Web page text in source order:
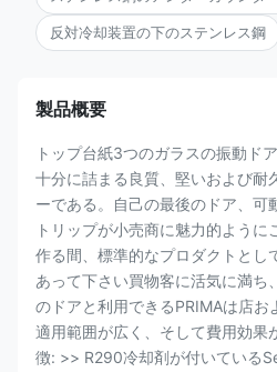
反対冷却装置の下のステンレス鋼
製品概要
トップ台紙3つのガラスの振動ド
十分に詰まる良質、堅いおよび耐
ーである。自己の最後のドア、可
トリップが小売商に魅力的よう
作る間、標準的なプロダクトとし
あって下さい買物客に活気に満ち
のドアと利用できるPRIMAは店お
適用範囲が広く、そして費用効果
徴: >> R290冷却剤が付いている